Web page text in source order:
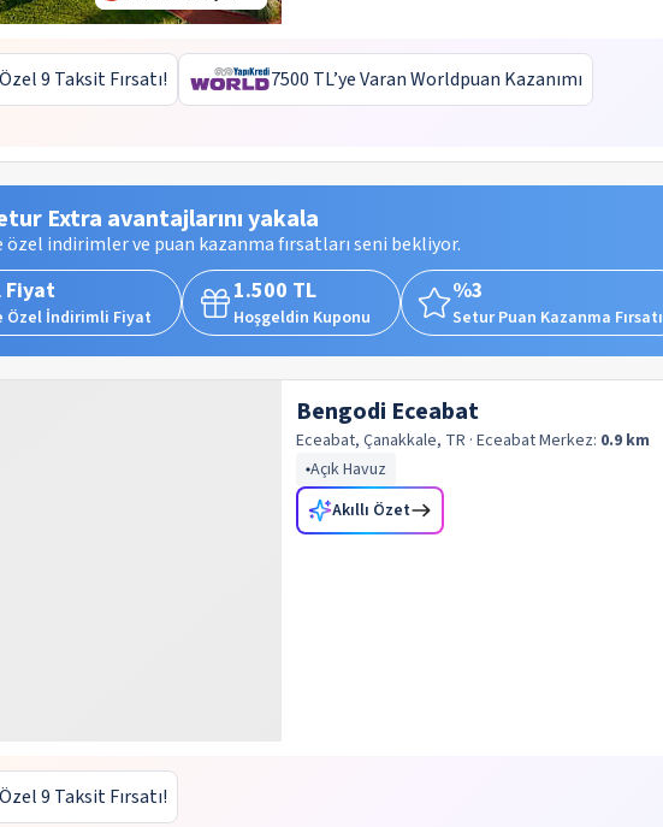
Özel 9 Taksit Fırsatı! 7500 TL’ye Varan Worldpuan Kazanımı
Extra avantajlarını yakala
indirimler ve puan kazanma fırsatları seni bekliyor.
Fiyat
Özel İndirimli Fiyat
1.500 TL
Hoşgeldin Kuponu
%3
Setur Puan Kazanma Fırsatı
Bengodi Eceabat
Eceabat, Çanakkale, TR · EceabatMerkez: 0.9 km
Açık Havuz
Akıllı Özet
Özel 9 Taksit Fırsatı!